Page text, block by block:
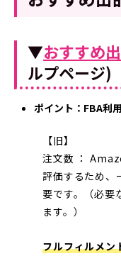
▼おすすめ
ルプページ)
ポイント：FBA利
【旧】
注文数 ：
評価するため、
要です。（必要
ます。）
フルフィルメ